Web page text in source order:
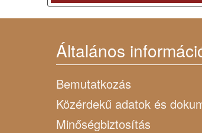
Általános
Bemutatkozás
Közérdekű adatok és
Minőségbiztosítás